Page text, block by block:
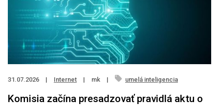
31.07.2026 | Internet | mk | umelá inteligencia
Komisia začína presadzovať pravidlá aktu o